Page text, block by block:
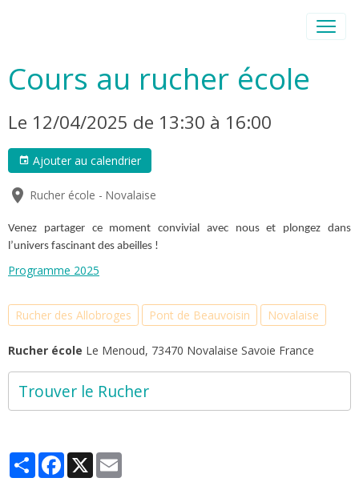
Cours au rucher école
Le 12/04/2025 de 13:30 à 16:00
Ajouter au calendrier
Rucher école - Novalaise
Venez partager ce moment convivial avec nous et plongez dans
l’univers fascinant des abeilles !
Programme 2025
Rucher des Allobroges Pont de Beauvoisin Novalaise
Rucher école Le Menoud, 73470 Novalaise Savoie France
Trouver le Rucher
PartagerFacebook
X